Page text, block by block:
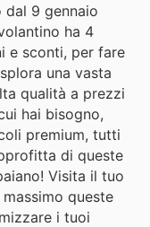
dal 9 gennaio
ha 4
e sconti, per fare
una vasta
qualità a prezzi
hai bisogno,
premium, tutti
di queste
Visita il tuo
queste
i tuoi